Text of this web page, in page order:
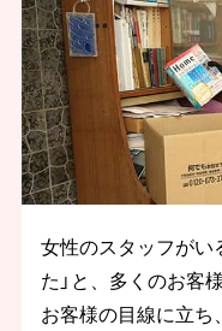
女性のスタッフがい
た」と、多くのお客
お客様の目線に立